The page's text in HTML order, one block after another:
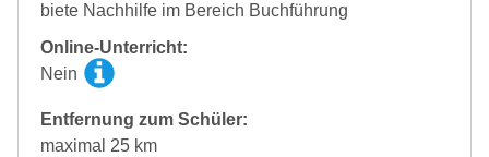
biete Nachhilfe im Bereich Buchführung
Online-Unterricht:
Nein
Entfernung zum Schüler:
maximal 25 km